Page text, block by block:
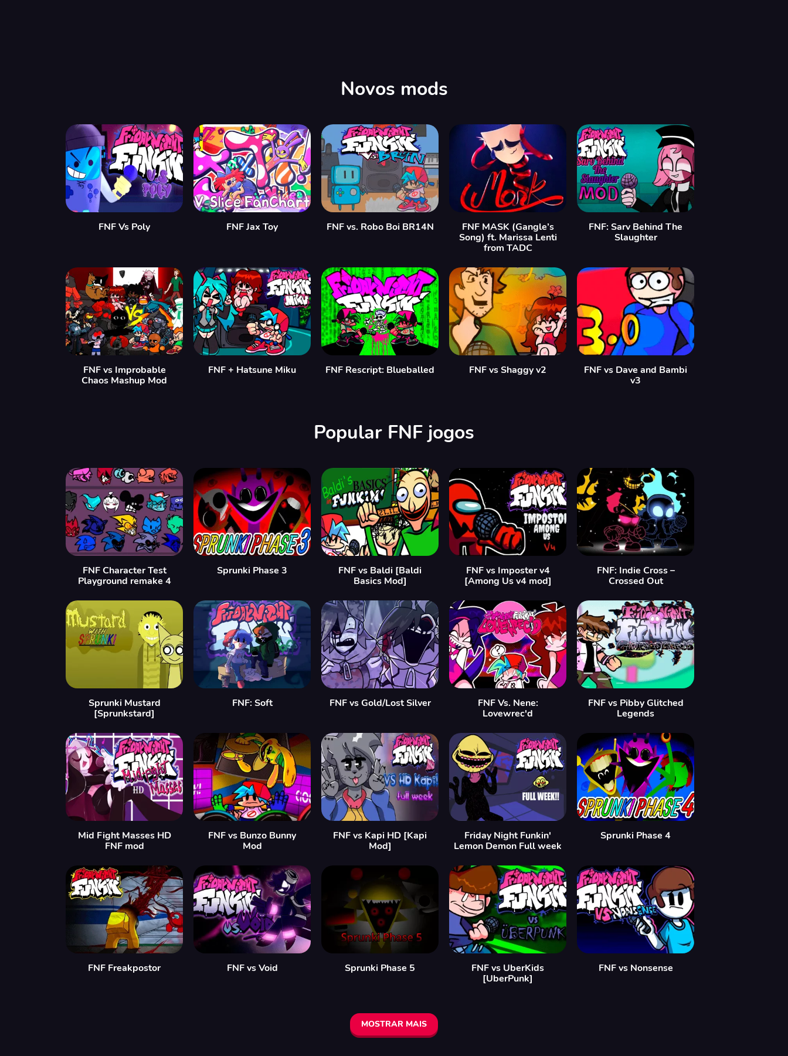
Novos mods
FNF Vs Poly FNF Jax Toy FNF vs. Robo Boi BR14N
FNF MASK (Gangle’s
Song) ft. Marissa Lenti
from TADC
FNF: Sarv Behind The
Slaughter
FNF vs Improbable
Chaos Mashup Mod
FNF + Hatsune Miku FNF Rescript: Blueballed FNF vs Shaggy v2
FNF vs Dave and Bambi
v3
Popular FNF jogos
FNF Character Test
Playground remake 4
Sprunki Phase 3
FNF vs Baldi [Baldi
Basics Mod]
FNF vs Imposter v4
[Among Us v4 mod]
FNF: Indie Cross –
Crossed Out
Sprunki Mustard
[Sprunkstard]
FNF: Soft FNF vs Gold/Lost Silver
FNF Vs. Nene:
Lovewrec'd
FNF vs Pibby Glitched
Legends
Mid Fight Masses HD
FNF mod
FNF vs Bunzo Bunny
Mod
FNF vs Kapi HD [Kapi
Mod]
Friday Night Funkin'
Lemon Demon Full week
Sprunki Phase 4
FNF Freakpostor FNF vs Void Sprunki Phase 5
FNF vs UberKids
[UberPunk]
FNF vs Nonsense
MOSTRAR MAIS